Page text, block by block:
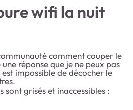
wifi la nuit
comment couper le
réponse que je ne peux pas
impossible de décocher le
sont grisés et inaccessibles :